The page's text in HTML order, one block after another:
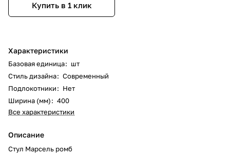
Купить в 1 клик
Характеристики
Базовая единица: шт
Стиль дизайна: Современный
Подлокотники: Нет
Ширина (мм): 400
Все характеристики
Описание
Стул Марсель ромб